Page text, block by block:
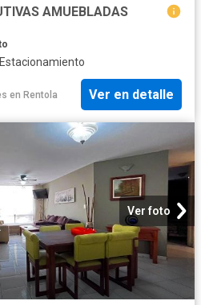
AMUEBLADAS
Estacionamiento
en Rentola Ver en detalle
Ver foto